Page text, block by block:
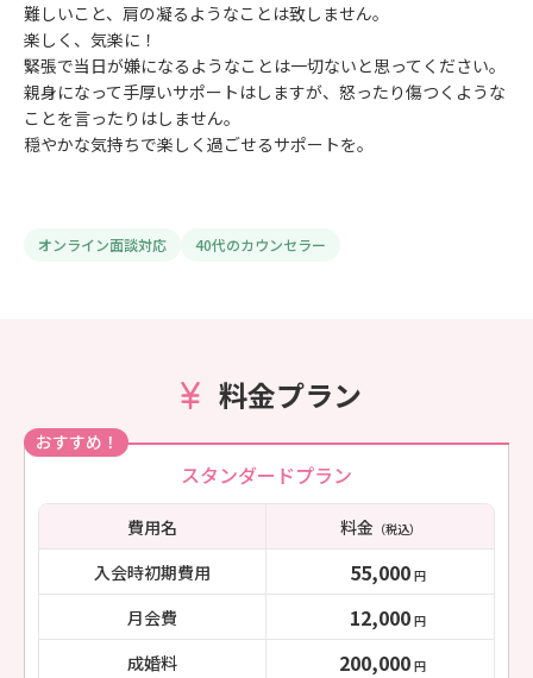
難しいこと、肩の凝るようなことは致しません。
楽しく、気楽に！
緊張で当日が嫌になるようなことは一切ないと思ってください。
親身になって手厚いサポートはしますが、怒ったり傷つくような
ことを言ったりはしません。
穏やかな気持ちで楽しく過ごせるサポートを。
オンライン面談対応 40代のカウンセラー
料金プラン
おすすめ！
スタンダードプラン
費用名 料金（税込）
入会時初期費用 55,000 円
月会費 12,000 円
成婚料 200,000 円